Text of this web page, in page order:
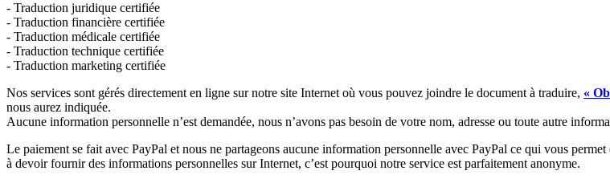
- Traduction juridique certifiée
- Traduction financière certifiée
- Traduction médicale certifiée
- Traduction technique certifiée
- Traduction marketing certifiée
Nos services sont gérés directement en ligne sur notre site Internet où vous pouvez joindre le document à traduire, «
nous aurez indiquée.
Aucune information personnelle n’est demandée, nous n’avons pas besoin de votre nom, adresse ou toute autre
Le paiement se fait avec PayPal et nous ne partageons aucune information personnelle avec PayPal ce qui vous
à devoir fournir des informations personnelles sur Internet, c’est pourquoi notre service est parfaitement anonyme.